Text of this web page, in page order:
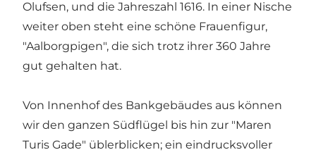
Olufsen, und die Jahreszahl 1616. In einer Nische
weiter oben steht eine schöne Frauenfigur,
"Aalborgpigen", die sich trotz ihrer 360 Jahre
gut gehalten hat.
Von Innenhof des Bankgebäudes aus können
wir den ganzen Südflügel bis hin zur "Maren
Turis Gade" üblerblicken; ein eindrucksvoller